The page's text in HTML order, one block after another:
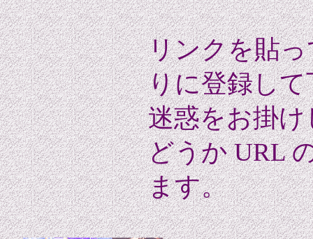
リンクを貼
りに登録し
迷惑をお掛
どうか URL
ます。